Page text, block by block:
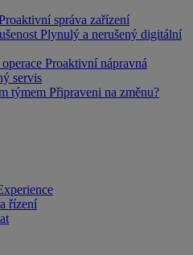
správa zařízení
Plynulý a nerušený digitální
Proaktivní nápravná
servis
týmem Připraveni na změnu?
řízení